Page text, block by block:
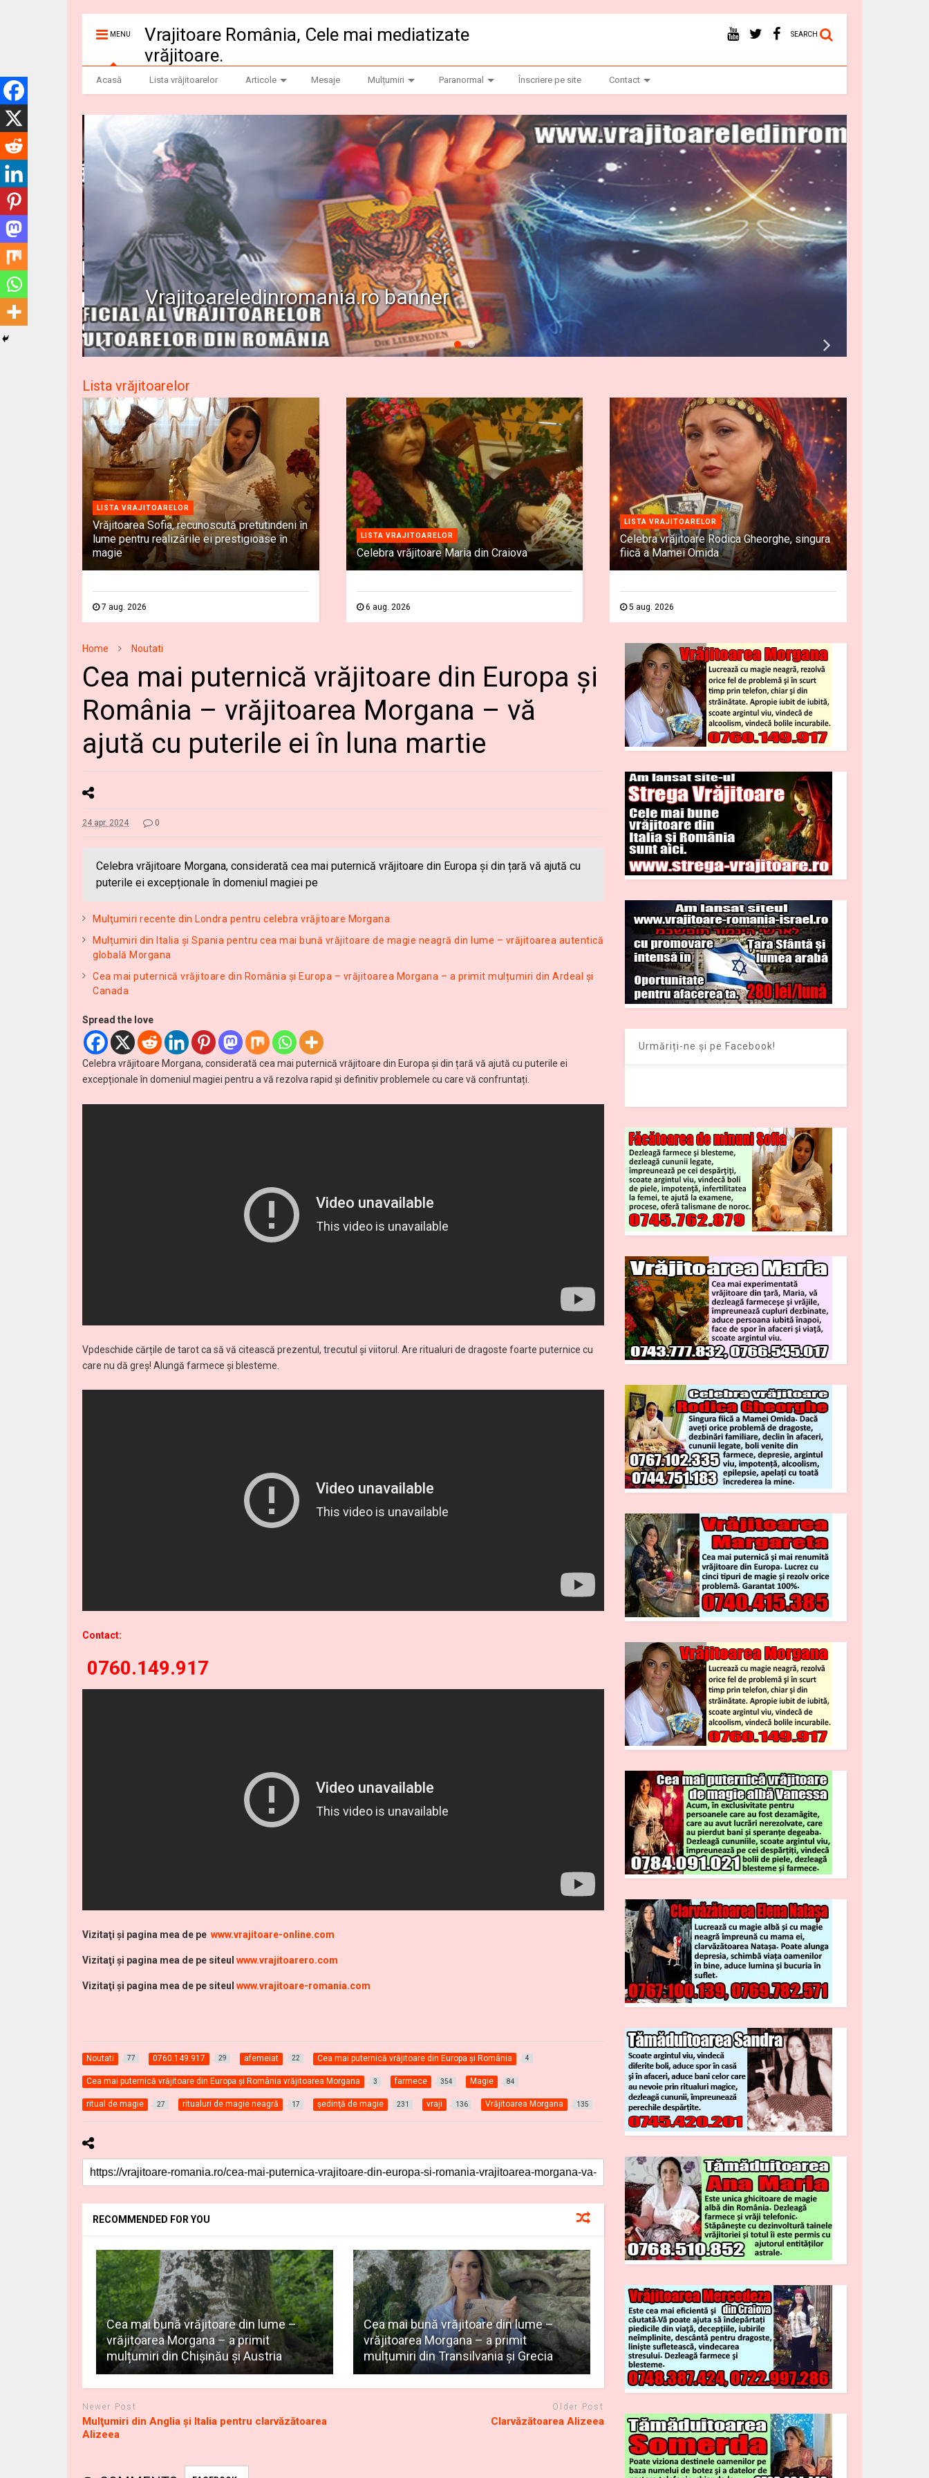
MENU
Vrajitoare România, Cele mai mediatizate
vrăjitoare.
SEARCH
Acasă Lista vrăjitoarelor Articole Mesaje Mulțumiri Paranormal Înscriere pe site Contact
Vrajitoareledinromania.ro banner
Lista vrăjitoarelor
LISTA VRAJITOARELOR
Vrăjitoarea Sofia, recunoscută pretutindeni în
lume pentru realizările ei prestigioase în
magie
7 aug. 2026
LISTA VRAJITOARELOR
Celebra vrăjitoare Maria din Craiova
6 aug. 2026
LISTA VRAJITOARELOR
Celebra vrăjitoare Rodica Gheorghe, singura
fiică a Mamei Omida
5 aug. 2026
Home Noutati
Cea mai puternică vrăjitoare din Europa și
România – vrăjitoarea Morgana – vă
ajută cu puterile ei în luna martie
24 apr. 2024 0
Celebra vrăjitoare Morgana, considerată cea mai puternică vrăjitoare din Europa și din țară vă ajută cu
puterile ei excepționale în domeniul magiei pe
Mulţumiri recente din Londra pentru celebra vrăjitoare Morgana
Mulțumiri din Italia și Spania pentru cea mai bună vrăjitoare de magie neagră din lume – vrăjitoarea autentică
globală Morgana
Cea mai puternică vrăjitoare din România și Europa – vrăjitoarea Morgana – a primit mulțumiri din Ardeal și
Canada
Spread the love
Celebra vrăjitoare Morgana, considerată cea mai puternică vrăjitoare din Europa și din țară vă ajută cu puterile ei
excepționale în domeniul magiei pentru a vă rezolva rapid și definitiv problemele cu care vă confruntați.
Vpdeschide cărțile de tarot ca să vă citească prezentul, trecutul și viitorul. Are ritualuri de dragoste foarte puternice cu
care nu dă greș! Alungă farmece și blesteme.
Contact:
0760.149.917
Vizitaţi şi pagina mea de pewww.vrajitoare-online.com
Vizitaţi şi pagina mea de pe siteulwww.vrajitoarero.com
Vizitaţi şi pagina mea de pe siteulwww.vrajitoare-romania.com
Noutati 77 0760.149.917 29 afemeiat 22 Cea mai puternică vrăjitoare din Europa și România 4
Cea mai puternică vrăjitoare din Europa și România vrăjitoarea Morgana 3 farmece 354 Magie 84
ritual de magie 27 ritualuri de magie neagră 17 şedinţă de magie 231 vraji 136 Vrăjitoarea Morgana 135
RECOMMENDED FOR YOU
Cea mai bună vrăjitoare din lume –
vrăjitoarea Morgana – a primit
mulțumiri din Chișinău și Austria
Cea mai bună vrăjitoare din lume –
vrăjitoarea Morgana – a primit
mulțumiri din Transilvania și Grecia
Newer Post
Mulţumiri din Anglia și Italia pentru clarvăzătoarea
Alizeea
Older Post
Clarvăzătoarea Alizeea
Urmăriți-ne și pe Facebook!